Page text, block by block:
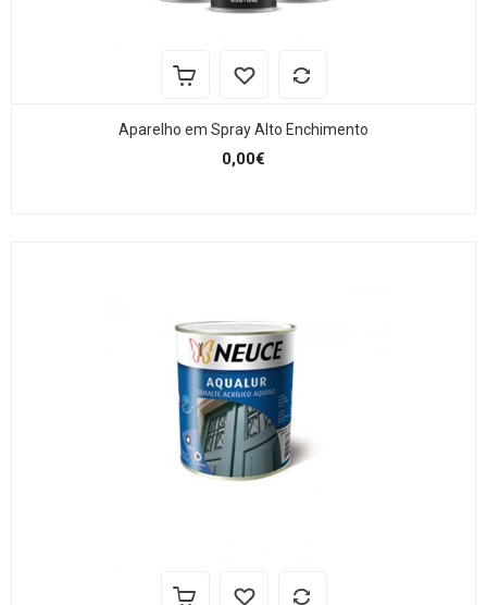
Aparelho em Spray Alto Enchimento
0,00€